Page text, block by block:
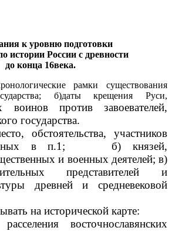
к уровню подготовки
истории России с древности
до конца 16века.
рамки существования
б)даты крещения Руси,
воинов против завоевателей,
государства.
обстоятельства, участников
в п.1; б) князей,
и военных деятелей; в)
представителей и
древней и средневековой
на исторической карте:
восточнославянских